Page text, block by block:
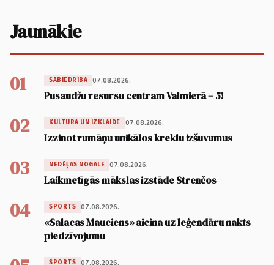
Jaunākie
01 SABIEDRĪBA 07.08.2026.
Pusaudžu resursu centram Valmierā – 5!
02 KULTŪRA UN IZKLAIDE 07.08.2026.
Izzinot rumāņu unikālos kreklu izšuvumus
03 NEDĒĻAS NOGALE 07.08.2026.
Laikmetīgās mākslas izstāde Strenčos
04 SPORTS 07.08.2026.
«Salacas Mauciens» aicina uz leģendāru nakts
piedzīvojumu
SPORTS 07.08.2026.